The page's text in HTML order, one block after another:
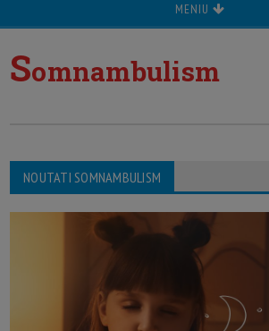
MENIU
Somnambulism
NOUTATI SOMNAMBULISM